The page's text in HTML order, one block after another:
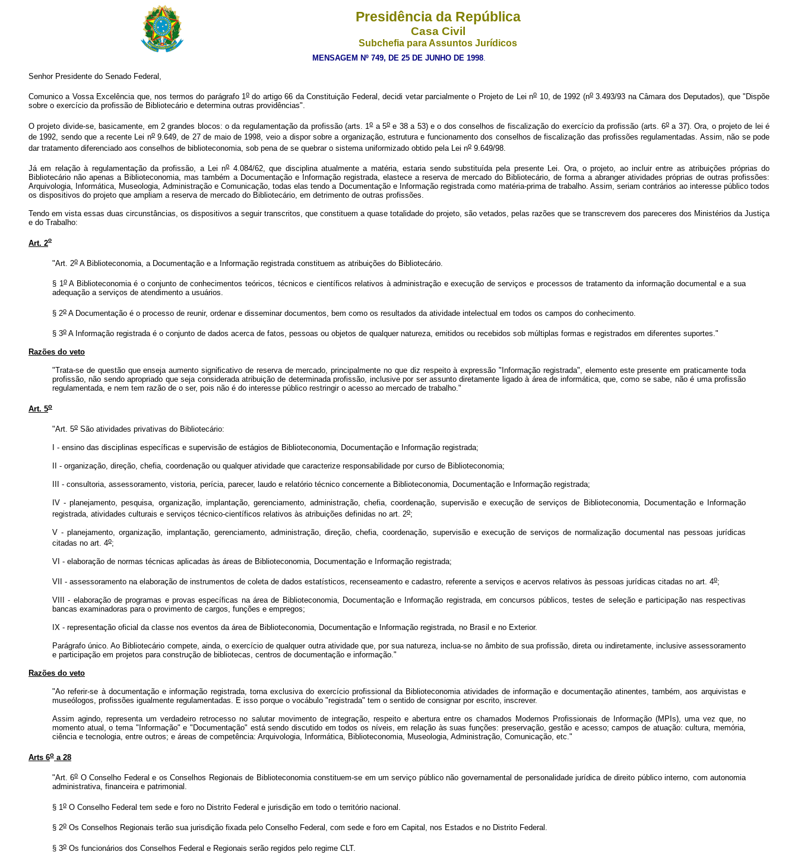
Presidência da República
Casa Civil
Subchefia para Assuntos Jurídicos
MENSAGEM Nº 749, DE 25 DE JUNHO DE 1998.
Senhor Presidente do Senado Federal,
Comunico a Vossa Excelência que, nos termos do parágrafo 1odo artigo 66 da Constituição Federal, decidi vetar parcialmente o Projeto de Lei no10, de 1992 (no3.493/93 na Câmara dos Deputados), que "Dispõe
sobre o exercício da profissão de Bibliotecário e determina outras providências".
O projeto divide-se, basicamente, em 2 grandes blocos: o da regulamentação da profissão (arts. 1oa 5o e 38 a 53) e o dos conselhos de fiscalização do exercício da profissão (arts. 6o a 37). Ora, o projeto de lei é
de 1992, sendo que a recente Lei no9.649, de 27 de maio de 1998, veio a dispor sobre a organização, estrutura e funcionamento dos conselhos de fiscalização das profissões regulamentadas. Assim, não se pode
dar tratamento diferenciado aos conselhos de biblioteconomia, sob pena de se quebrar o sistema uniformizado obtido pela Lei no 9.649/98.
Já em relação à regulamentação da profissão, a Lei no4.084/62, que disciplina atualmente a matéria, estaria sendo substituída pela presente Lei. Ora, o projeto, ao incluir entre as atribuições próprias do
Bibliotecário não apenas a Biblioteconomia, mas também a Documentação e Informação registrada, elastece a reserva de mercado do Bibliotecário, de forma a abranger atividades próprias de outras profissões:
Arquivologia, Informática, Museologia, Administração e Comunicação, todas elas tendo a Documentação e Informação registrada como matéria-prima de trabalho. Assim, seriam contrários ao interesse público todos
os dispositivos do projeto que ampliam a reserva de mercado do Bibliotecário, em detrimento de outras profissões.
Tendo em vista essas duas circunstâncias, os dispositivos a seguir transcritos, que constituem a quase totalidade do projeto, são vetados, pelas razões que se transcrevem dos pareceres dos Ministérios da Justiça
e do Trabalho:
Art. 2o
"Art. 2o A Biblioteconomia, a Documentação e a Informação registrada constituem as atribuições do Bibliotecário.
§ 1oA Biblioteconomia é o conjunto de conhecimentos teóricos, técnicos e científicos relativos à administração e execução de serviços e processos de tratamento da informação documental e a sua
adequação a serviços de atendimento a usuários.
§ 2o A Documentação é o processo de reunir, ordenar e disseminar documentos, bem como os resultados da atividade intelectual em todos os campos do conhecimento.
§ 3o A Informação registrada é o conjunto de dados acerca de fatos, pessoas ou objetos de qualquer natureza, emitidos ou recebidos sob múltiplas formas e registrados em diferentes suportes."
Razões do veto
"Trata-se de questão que enseja aumento significativo de reserva de mercado, principalmente no que diz respeito à expressão "Informação registrada", elemento este presente em praticamente toda
profissão, não sendo apropriado que seja considerada atribuição de determinada profissão, inclusive por ser assunto diretamente ligado à área de informática, que, como se sabe, não é uma profissão
regulamentada, e nem tem razão de o ser, pois não é do interesse público restringir o acesso ao mercado de trabalho."
Art. 5o
"Art. 5o São atividades privativas do Bibliotecário:
I - ensino das disciplinas específicas e supervisão de estágios de Biblioteconomia, Documentação e Informação registrada;
II - organização, direção, chefia, coordenação ou qualquer atividade que caracterize responsabilidade por curso de Biblioteconomia;
III - consultoria, assessoramento, vistoria, perícia, parecer, laudo e relatório técnico concernente a Biblioteconomia, Documentação e Informação registrada;
IV - planejamento, pesquisa, organização, implantação, gerenciamento, administração, chefia, coordenação, supervisão e execução de serviços de Biblioteconomia, Documentação e Informação
registrada, atividades culturais e serviços técnico-científicos relativos às atribuições definidas no art. 2o;
V - planejamento, organização, implantação, gerenciamento, administração, direção, chefia, coordenação, supervisão e execução de serviços de normalização documental nas pessoas jurídicas
citadas no art. 4o;
VI - elaboração de normas técnicas aplicadas às áreas de Biblioteconomia, Documentação e Informação registrada;
VII - assessoramento na elaboração de instrumentos de coleta de dados estatísticos, recenseamento e cadastro, referente a serviços e acervos relativos às pessoas jurídicas citadas no art. 4o;
VIII - elaboração de programas e provas específicas na área de Biblioteconomia, Documentação e Informação registrada, em concursos públicos, testes de seleção e participação nas respectivas
bancas examinadoras para o provimento de cargos, funções e empregos;
IX - representação oficial da classe nos eventos da área de Biblioteconomia, Documentação e Informação registrada, no Brasil e no Exterior.
Parágrafo único. Ao Bibliotecário compete, ainda, o exercício de qualquer outra atividade que, por sua natureza, inclua-se no âmbito de sua profissão, direta ou indiretamente, inclusive assessoramento
e participação em projetos para construção de bibliotecas, centros de documentação e informação."
Razões do veto
"Ao referir-se à documentação e informação registrada, torna exclusiva do exercício profissional da Biblioteconomia atividades de informação e documentação atinentes, também, aos arquivistas e
museólogos, profissões igualmente regulamentadas. E isso porque o vocábulo "registrada" tem o sentido de consignar por escrito, inscrever.
Assim agindo, representa um verdadeiro retrocesso no salutar movimento de integração, respeito e abertura entre os chamados Modernos Profissionais de Informação (MPIs), uma vez que, no
momento atual, o tema "Informação" e "Documentação" está sendo discutido em todos os níveis, em relação às suas funções: preservação, gestão e acesso; campos de atuação: cultura, memória,
ciência e tecnologia, entre outros; e áreas de competência: Arquivologia, Informática, Biblioteconomia, Museologia, Administração, Comunicação, etc."
Arts 6o a 28
"Art. 6oO Conselho Federal e os Conselhos Regionais de Biblioteconomia constituem-se em um serviço público não governamental de personalidade jurídica de direito público interno, com autonomia
administrativa, financeira e patrimonial.
§ 1 o O Conselho Federal tem sede e foro no Distrito Federal e jurisdição em todo o território nacional.
§ 2o Os Conselhos Regionais terão sua jurisdição fixada pelo Conselho Federal, com sede e foro em Capital, nos Estados e no Distrito Federal.
§ 3o Os funcionários dos Conselhos Federal e Regionais serão regidos pelo regime CLT.